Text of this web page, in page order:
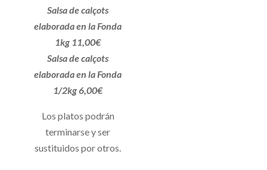
Salsa de calçots
elaborada en la Fonda
1kg 11,00€
Salsa de calçots
elaborada en la Fonda
1/2kg 6,00€
Los platos podrán
terminarse y ser
sustituidos por otros.